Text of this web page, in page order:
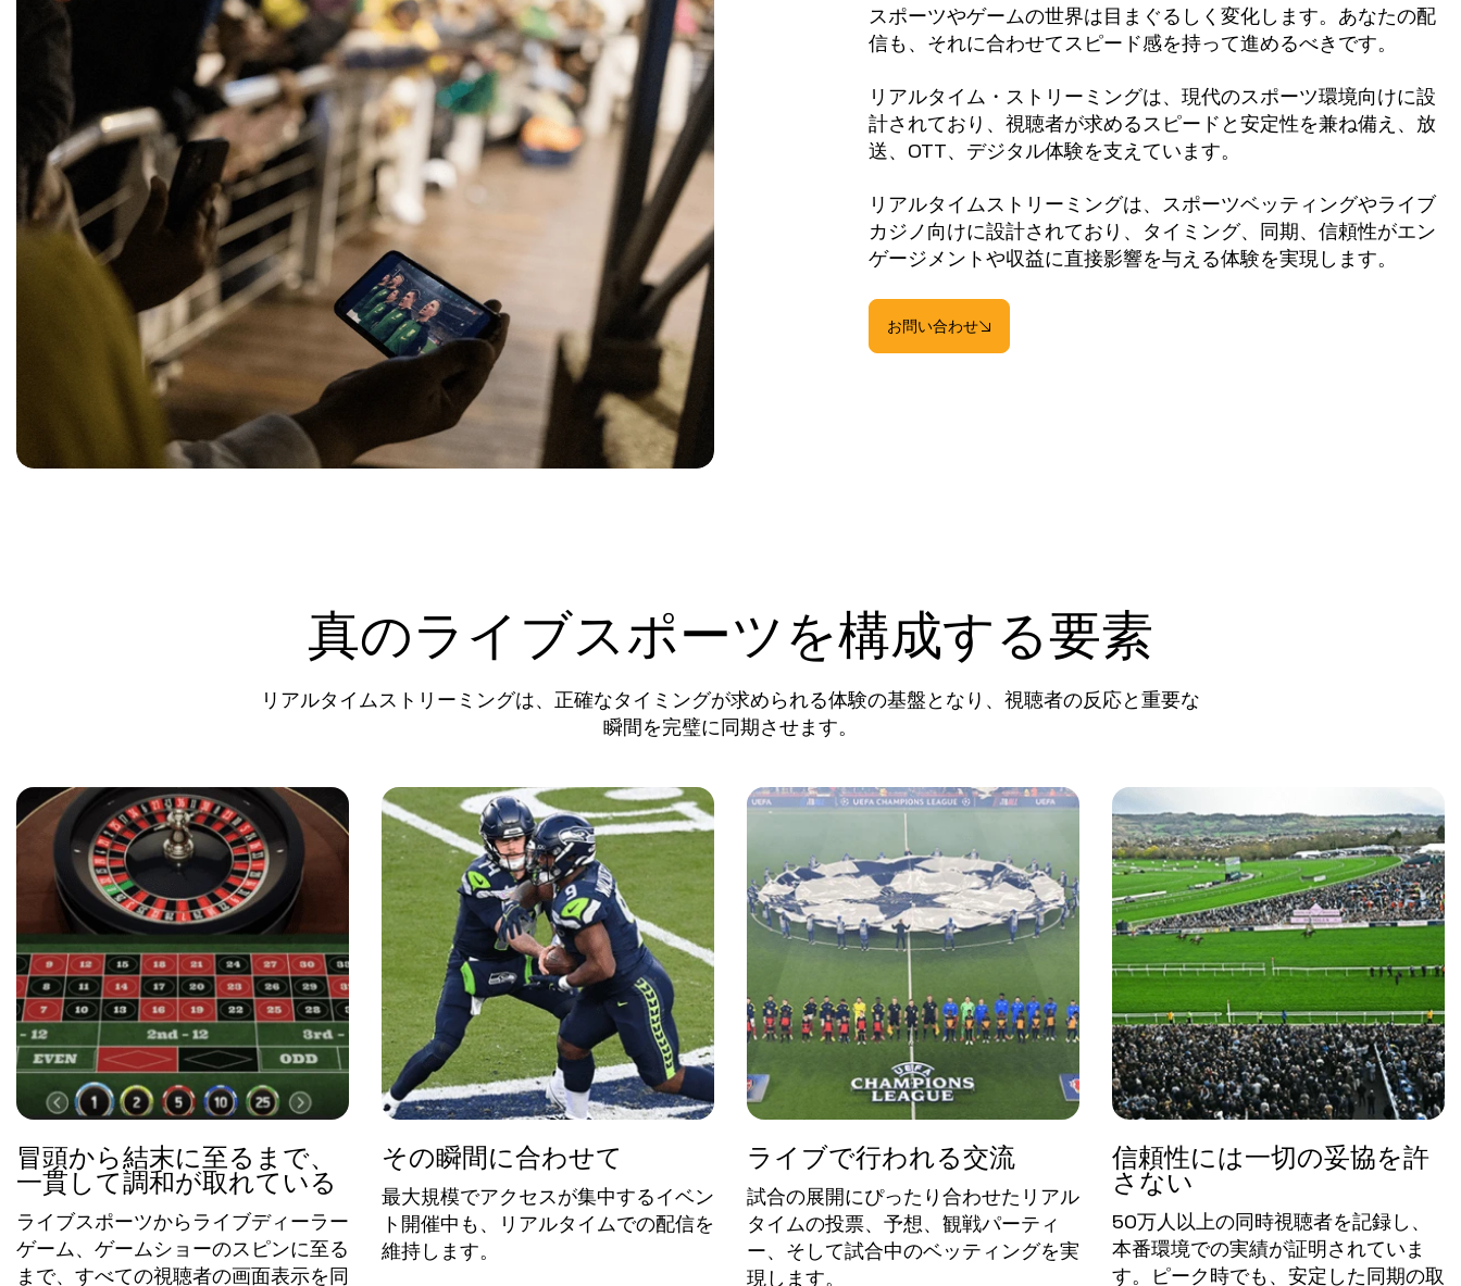
スポーツやゲームの世界は目まぐるしく変化します。あなたの配
信も、それに合わせてスピード感を持って進めるべきです。
リアルタイム・ストリーミングは、現代のスポーツ環境向けに設
計されており、視聴者が求めるスピードと安定性を兼ね備え、放
送、OTT、デジタル体験を支えています。
リアルタイムストリーミングは、スポーツベッティングやライブ
カジノ向けに設計されており、タイミング、同期、信頼性がエン
ゲージメントや収益に直接影響を与える体験を実現します。
お問い合わせ
真のライブスポーツを構成する要素
リアルタイムストリーミングは、正確なタイミングが求められる体験の基盤となり、視聴者の反応と重要な
瞬間を完璧に同期させます。
冒頭から結末に至るまで、
一貫して調和が取れている
ライブスポーツからライブディーラー
ゲーム、ゲームショーのスピンに至る
まで、すべての視聴者の画面表示を同
その瞬間に合わせて
最大規模でアクセスが集中するイベン
ト開催中も、リアルタイムでの配信を
維持します。
ライブで行われる交流
試合の展開にぴったり合わせたリアル
タイムの投票、予想、観戦パーティ
ー、そして試合中のベッティングを実
現します。
信頼性には一切の妥協を許
さない
50万人以上の同時視聴者を記録し、
本番環境での実績が証明されていま
す。ピーク時でも、安定した同期の取